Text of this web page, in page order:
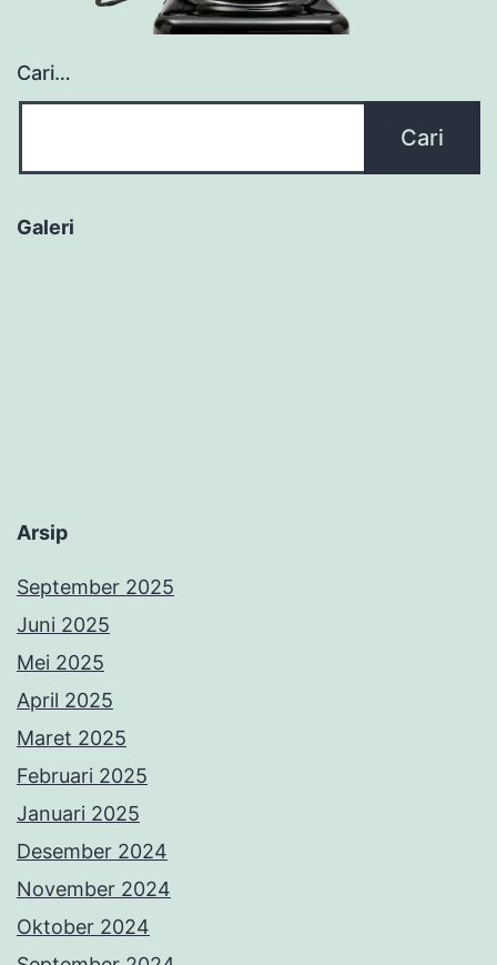
Cari…
Galeri
Arsip
September 2025
Juni 2025
Mei 2025
April 2025
Maret 2025
Februari 2025
Januari 2025
Desember 2024
November 2024
Oktober 2024